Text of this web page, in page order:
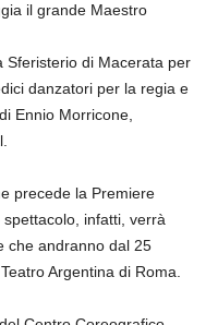
il grande Maestro
Sferisterio di Macerata per
danzatori per la regia e
Ennio Morricone,
precede la Premiere
infatti, verrà
che andranno dal 25
Argentina di Roma.